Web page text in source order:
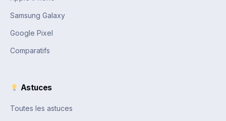
Samsung Galaxy
Google Pixel
Comparatifs
Astuces
Toutes les astuces